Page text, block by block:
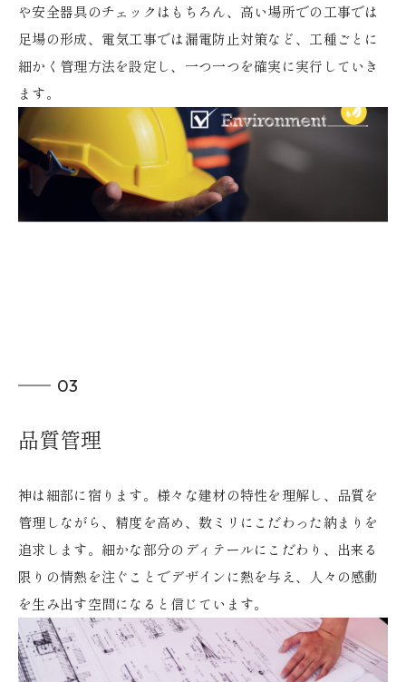
や安全器具のチェックはもちろん、高い場所での工事では
足場の形成、電気工事では漏電防止対策など、工種ごとに
細かく管理方法を設定し、一つ一つを確実に実行していき
ます。
03
品質管理
神は細部に宿ります。様々な建材の特性を理解し、品質を
管理しながら、精度を高め、数ミリにこだわった納まりを
追求します。細かな部分のディテールにこだわり、出来る
限りの情熱を注ぐことでデザインに熱を与え、人々の感動
を生み出す空間になると信じています。